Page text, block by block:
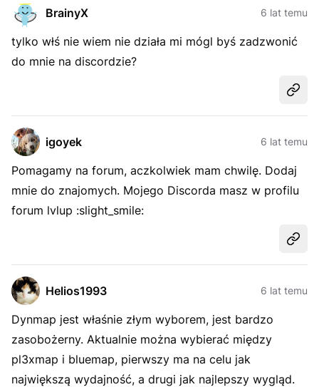
BrainyX 6 lat temu
tylko włś nie wiem nie działa mi mógl byś zadzwonić
do mnie na discordzie?
igoyek 6 lat temu
Pomagamy na forum, aczkolwiek mam chwilę. Dodaj
mnie do znajomych. Mojego Discorda masz w profilu
forum lvlup :slight_smile:
Helios1993 6 lat temu
Dynmap jest właśnie złym wyborem, jest bardzo
zasobożerny. Aktualnie można wybierać między
pl3xmap i bluemap, pierwszy ma na celu jak
największą wydajność, a drugi jak najlepszy wygląd.